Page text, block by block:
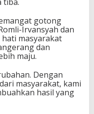
gotong
Irvansyah dan
masyarakat
dan
maju.
Dengan
masyarakat, kami
hasil yang